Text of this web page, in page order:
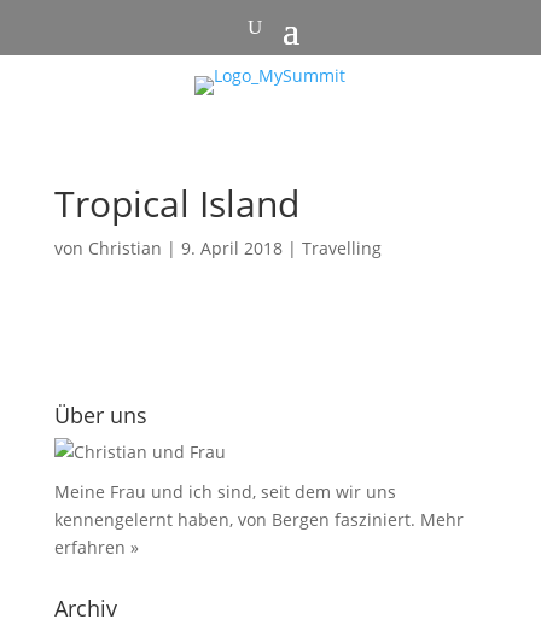
Tropical Island
von Christian | 9. April 2018| Travelling
Über uns
Meine Frau und ich sind, seit dem wir uns
kennengelernt haben, von Bergen fasziniert. Mehr
erfahren »
Archiv